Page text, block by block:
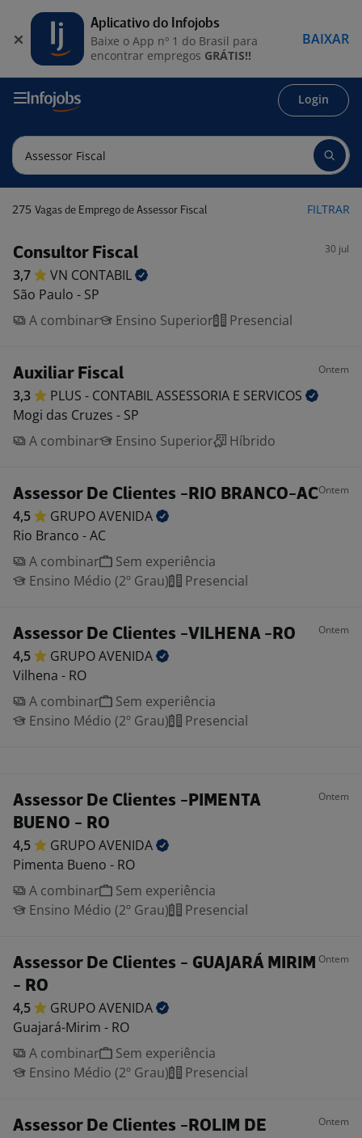
Login
275 Vagas de Emprego de Assessor Fiscal FILTRAR
Consultor Fiscal 30 jul
3,7 VN CONTABIL
São Paulo - SP
A combinar
Ensino Superior Presencial
Auxiliar Fiscal Ontem
3,3 PLUS - CONTABIL ASSESSORIA E SERVICOS
Mogi das Cruzes - SP
A combinar
Ensino Superior Híbrido
Assessor De Clientes -RIO BRANCO-ACOntem
4,5 GRUPOAVENIDA
Rio Branco - AC
A combinar
Sem experiência
Ensino Médio (2º Grau)
Presencial
Assessor De Clientes -VILHENA -RO Ontem
4,5 GRUPOAVENIDA
Vilhena - RO
A combinar
Sem experiência
Ensino Médio (2º Grau)
Presencial
Assessor De Clientes -PIMENTA
BUENO - RO
Ontem
4,5 GRUPOAVENIDA
Pimenta Bueno - RO
A combinar
Sem experiência
Ensino Médio (2º Grau)
Presencial
Assessor De Clientes - GUAJARÁ MIRIM
- RO
Ontem
4,5 GRUPOAVENIDA
Guajará-Mirim - RO
A combinar
Sem experiência
Ensino Médio (2º Grau)
Presencial
Assessor De Clientes -ROLIM DE
Ontem
Aplicativo do Infojobs
Baixe o App nº 1 do Brasil para
encontrar empregos GRÁTIS!!
BAIXAR